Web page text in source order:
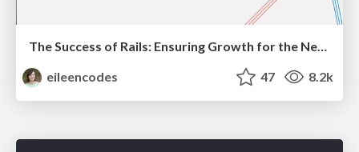
The Success of Rails: Ensuring Growth for the Next 100 Years
eileencodes
47 8.2k